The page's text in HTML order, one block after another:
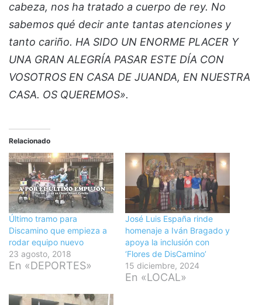
cabeza, nos ha tratado a cuerpo de rey. No
sabemos qué decir ante tantas atenciones y
tanto cariño. HA SIDO UN ENORME PLACER Y
UNA GRAN ALEGRÍA PASAR ESTE DÍA CON
VOSOTROS EN CASA DE JUANDA, EN NUESTRA
CASA. OS QUEREMOS».
Relacionado
Último tramo para
Discamino que empieza a
rodar equipo nuevo
23 agosto, 2018
En «DEPORTES»
José Luis España rinde
homenaje a Iván Bragado y
apoya la inclusión con
‘Flores de DisCamino’
15 diciembre, 2024
En «LOCAL»